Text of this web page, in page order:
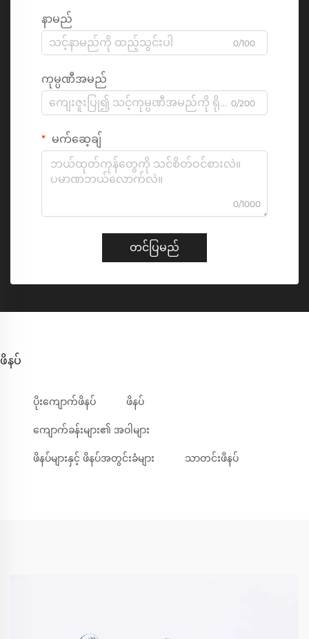
နာမည်
0/100
ကုမ္ပဏီအမည်
0/200
မက်ဆေ့ချ်
0/1000
တင်ပြမည်
ဖိနပ်
ပိုးကျောက်ဖိနပ် ဖိနပ်
ကျောက်ခန်းများ၏ အဝါများ
ဖိနပ်များနှင့် ဖိနပ်အတွင်းခံများ သာတင်းဖိနပ်